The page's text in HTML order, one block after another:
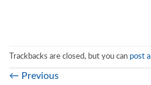
Trackbacks are closed, but you can post
← Previous